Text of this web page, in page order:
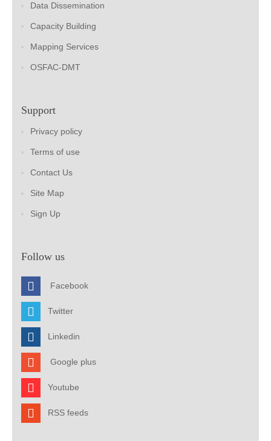
Data Dissemination
Capacity Building
Mapping Services
OSFAC-DMT
Support
Privacy policy
Terms of use
Contact Us
Site Map
Sign Up
Follow us
Facebook
Twitter
Linkedin
Google plus
Youtube
RSS feeds